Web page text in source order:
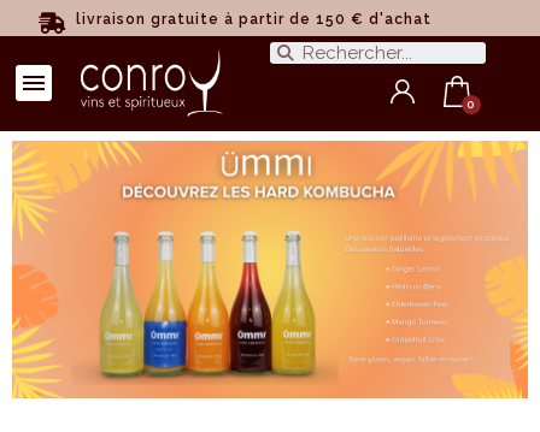
livraison gratuite à partir de 150 € d'achat